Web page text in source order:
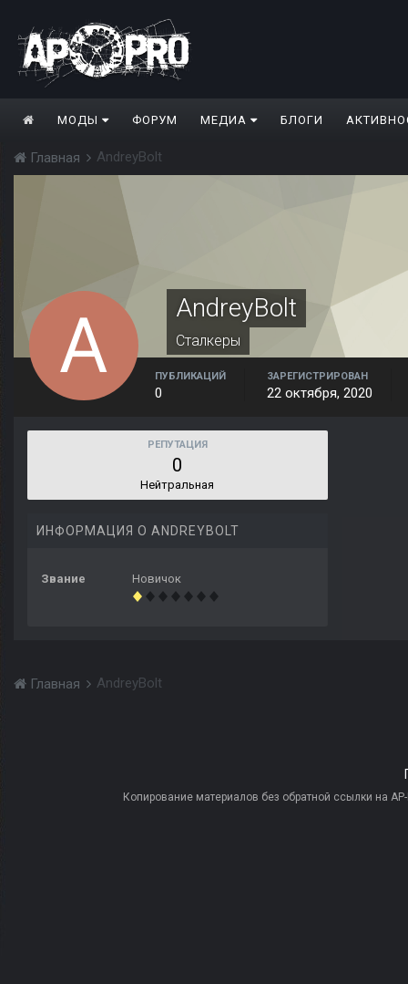
МОДЫ ФОРУМ МЕДИА БЛОГИ
Главная AndreyBolt
AndreyBolt
Сталкеры
ПУБЛИКАЦИЙ
0
ЗАРЕГИСТРИРОВАН
22 октября, 2020
РЕПУТАЦИЯ
0
Нейтральная
ИНФОРМАЦИЯ О ANDREYBOLT
Звание Новичок
Главная AndreyBolt
Копирование материалов без обратной ссылки на